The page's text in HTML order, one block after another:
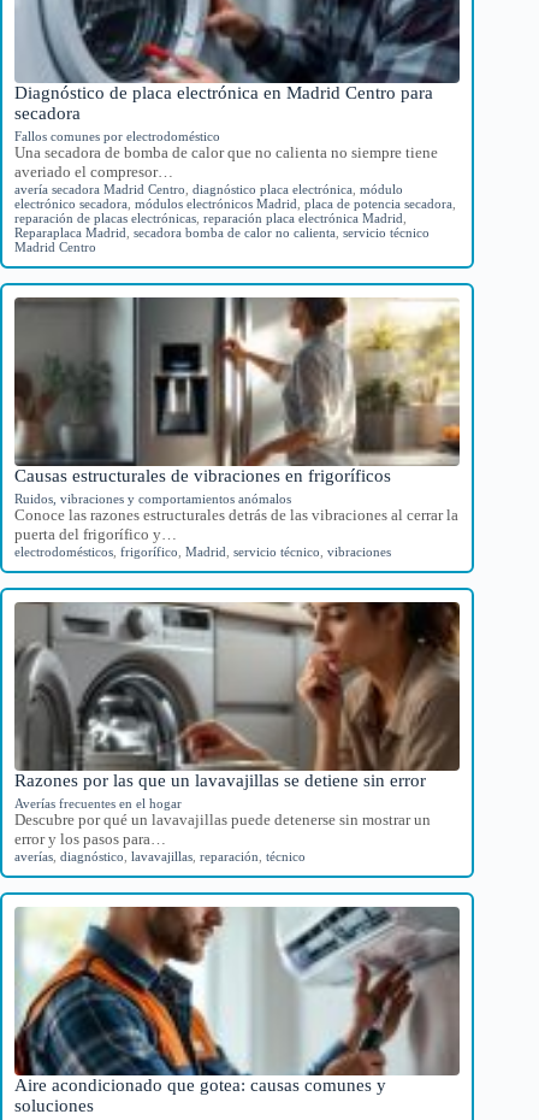
Diagnóstico de placa electrónica en Madrid Centro para
secadora
Fallos comunes por electrodoméstico
Una secadora de bomba de calor que no calienta no siempre tiene
averiado el compresor…
avería secadora Madrid Centro diagnóstico placa electrónica módulo
electrónico secadora módulos electrónicos Madrid placa de potencia secadora
reparación de placas electrónicas reparación placa electrónica Madrid
Reparaplaca Madrid
secadora bomba de calor no calienta servicio técnico
Madrid Centro
Causas estructurales de vibraciones en frigoríficos
Ruidos, vibraciones y comportamientos anómalos
Conoce las razones estructurales detrás de las vibraciones al cerrar la
puerta del frigorífico y…
electrodomésticos frigorífico Madrid servicio técnico vibraciones
Razones por las que un lavavajillas se detiene sin error
Averías frecuentes en el hogar
Descubre por qué un lavavajillas puede detenerse sin mostrar un
error y los pasos para…
averías diagnóstico lavavajillas reparación técnico
Aire acondicionado que gotea: causas comunes y
soluciones